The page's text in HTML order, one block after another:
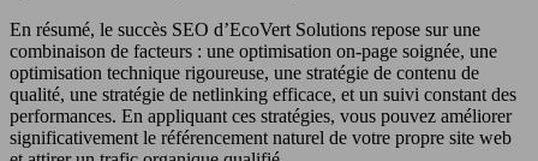
En résumé, le succès SEO d’EcoVert Solutions repose sur une
combinaison de facteurs : une optimisation on-page soignée, une
optimisation technique rigoureuse, une stratégie de contenu de
qualité, une stratégie de netlinking efficace, et un suivi constant des
performances. En appliquant ces stratégies, vous pouvez améliorer
significativement le référencement naturel de votre propre site web